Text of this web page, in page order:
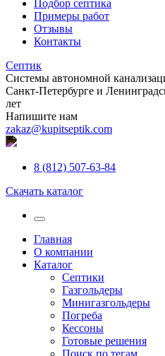
Подбор септика
Примеры работ
Отзывы
Контакты
Септик
Системы автономной
Санкт-Петербурге и
лет
Напишите нам
zakaz@kupitseptik.com
8 (812) 507-63-84
Скачать каталог
Главная
О компании
Каталог
Септики
Газгольдеры
Минигазгольдеры
Погреба
Кессоны
Готовые решения
Поиск по тегам